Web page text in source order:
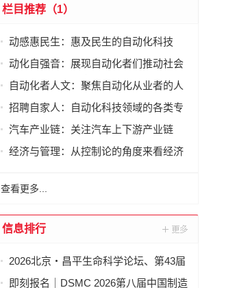
栏目推荐（1）
动感惠民生：惠及民生的自动化科技
动化自强音：展现自动化者们推动社会
进步发出的响亮声音
自动化者人文：聚焦自动化从业者的人
文思考
招聘自家人：自动化科技领域的各类专
家及人才需求资讯
汽车产业链：关注汽车上下游产业链
经济与管理：从控制论的角度来看经济
查看更多...
信息排行
2026北京・昌平生命科学论坛、第43届
全国医药工业信息年会在京开幕
即刻报名｜DSMC 2026第八届中国制造